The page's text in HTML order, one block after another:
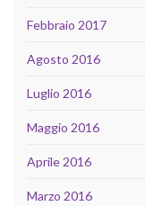
Febbraio 2017
Agosto 2016
Luglio 2016
Maggio 2016
Aprile 2016
Marzo 2016